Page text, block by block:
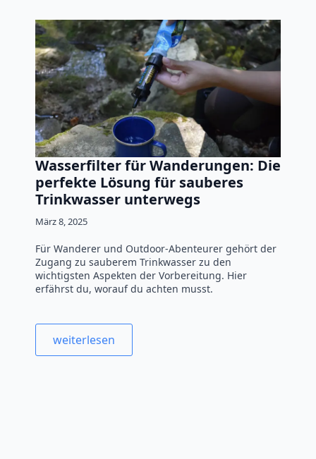
Wasserfilter für Wanderungen: Die
perfekte Lösung für sauberes
Trinkwasser unterwegs
März 8, 2025
Für Wanderer und Outdoor-Abenteurer gehört der
Zugang zu sauberem Trinkwasser zu den
wichtigsten Aspekten der Vorbereitung. Hier
erfährst du, worauf du achten musst.
weiterlesen